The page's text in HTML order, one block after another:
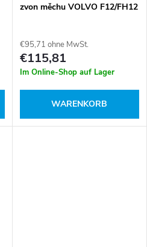
zvon měchu VOLVO F12/FH12
€95,71 ohne MwSt.
€115,81
Im Online-Shop auf Lager
WARENKORB